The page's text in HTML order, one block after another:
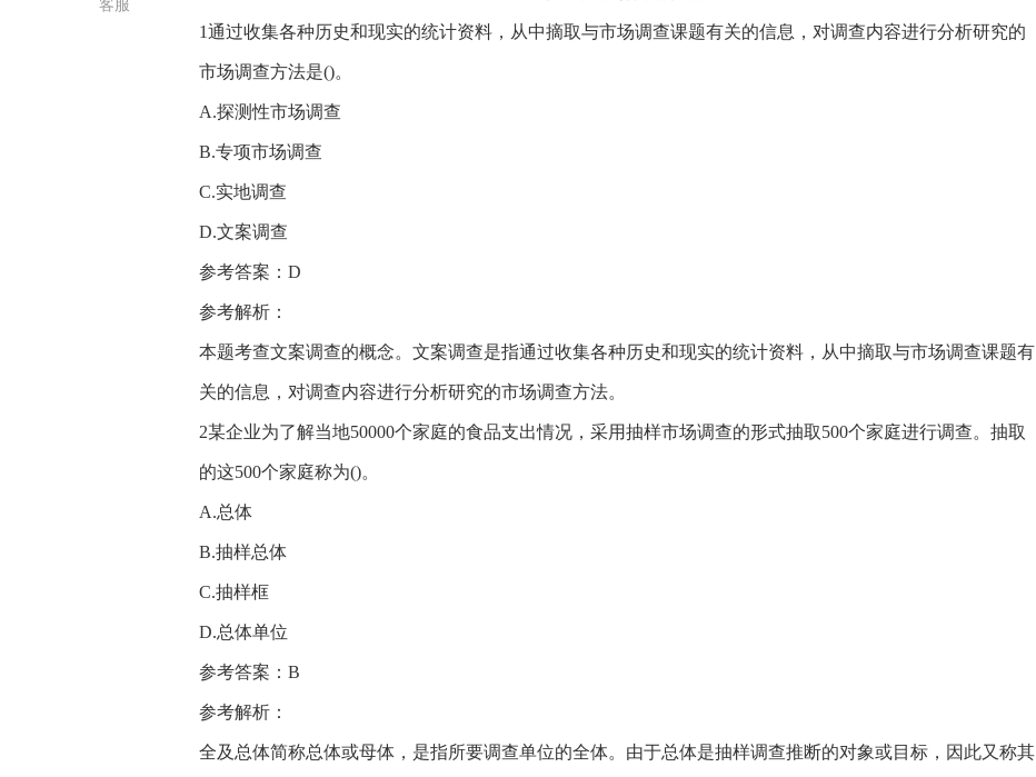
客服
1通过收集各种历史和现实的统计资料，从中摘取与市场调查课题有关的信息，对调查内容进行分析研究的
市场调查方法是()。
A.探测性市场调查
B.专项市场调查
C.实地调查
D.文案调查
参考答案：D
参考解析：
本题考查文案调查的概念。文案调查是指通过收集各种历史和现实的统计资料，从中摘取与市场调查课题有
关的信息，对调查内容进行分析研究的市场调查方法。
2某企业为了解当地50000个家庭的食品支出情况，采用抽样市场调查的形式抽取500个家庭进行调查。抽取
的这500个家庭称为()。
A.总体
B.抽样总体
C.抽样框
D.总体单位
参考答案：B
参考解析：
全及总体简称总体或母体，是指所要调查单位的全体。由于总体是抽样调查推断的对象或目标，因此又称其